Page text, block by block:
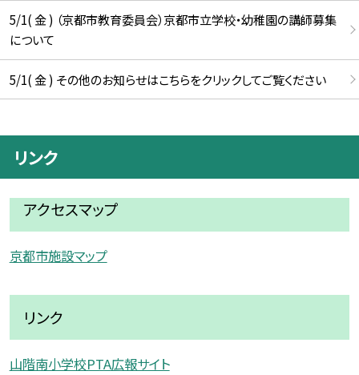
5/1( 金 ) （京都市教育委員会）京都市立学校・幼稚園の講師募集
について
5/1( 金 ) その他のお知らせはこちらをクリックしてご覧ください
リンク
アクセスマップ
京都市施設マップ
リンク
山階南小学校PTA広報サイト